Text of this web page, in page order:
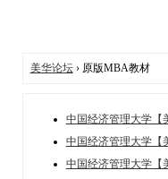
美华论坛› 原版MBA教材
中国经济管理大学【
中国经济管理大学【
中国经济管理大学【